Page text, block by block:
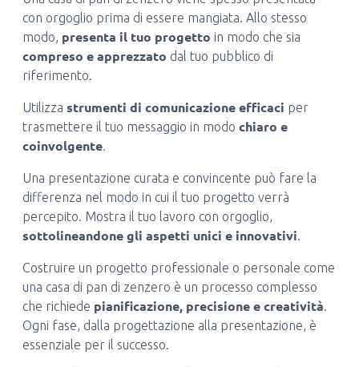
con orgoglio prima di essere mangiata. Allo stesso
modo, presenta il tuo progetto in modo che sia
compreso e apprezzato dal tuo pubblico di
riferimento.
Utilizza strumenti di comunicazione efficaci per
trasmettere il tuo messaggio in modo chiaro e
coinvolgente.
Una presentazione curata e convincente può fare la
differenza nel modo in cui il tuo progetto verrà
percepito. Mostra il tuo lavoro con orgoglio,
sottolineandone gli aspetti unici e innovativi.
Costruire un progetto professionale o personale come
una casa di pan di zenzero è un processo complesso
che richiede pianificazione, precisione e creatività.
Ogni fase, dalla progettazione alla presentazione, è
essenziale per il successo.